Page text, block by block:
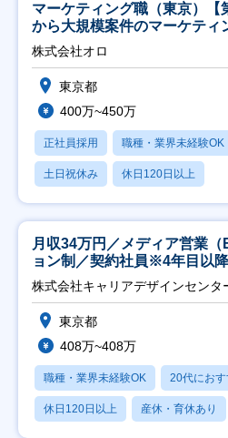
マーケティング職（東京）【
から大規模案件のマーケティ
修充実】
株式会社オロ
東京都
400万~450万
正社員採用 職種・業界未経験OK
土日祝休み 休日120日以上
月収34万円／メディア営業
ョン制／契約社員※4年目以
株式会社キャリアデザインセンタ
東京都
408万~408万
職種・業界未経験OK 20代におす
休日120日以上 産休・育休あり